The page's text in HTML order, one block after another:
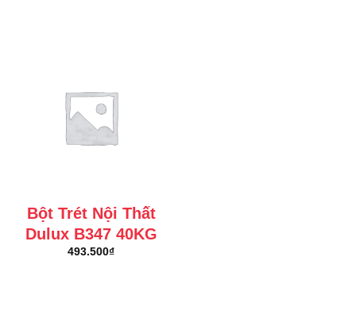
Bột Trét Nội Thất
Dulux B347 40KG
493.500₫